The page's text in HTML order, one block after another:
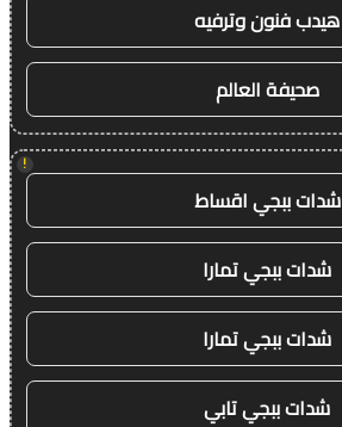
هيدب فنون وترفيه
صحيفة العالم
!
شدات ببجي اقساط
شدات ببجي تمارا
شدات ببجي تمارا
شدات ببجي تابي